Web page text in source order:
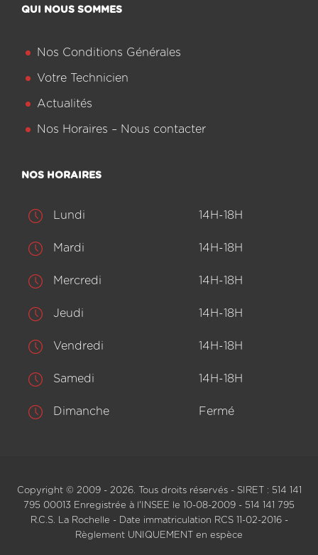
QUI NOUS SOMMES
Nos Conditions Générales
Votre Technicien
Actualités
Nos Horaires – Nous contacter
NOS HORAIRES
Lundi 14H-18H
Mardi 14H-18H
Mercredi 14H-18H
Jeudi 14H-18H
Vendredi 14H-18H
Samedi 14H-18H
Dimanche Fermé
Copyright © 2009 - 2026. Tous droits réservés - SIRET : 514 141
795 00013 Enregistrée à l'INSEE le 10-08-2009 - 514 141 795
R.C.S. La Rochelle - Date immatriculation RCS 11-02-2016 -
Règlement UNIQUEMENT en espèce